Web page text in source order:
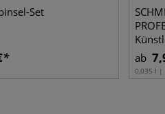
Set
ab
0,035 l |